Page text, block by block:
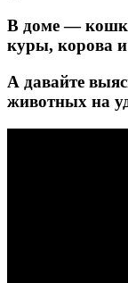
В доме —
куры, корова
А давайте
животных на